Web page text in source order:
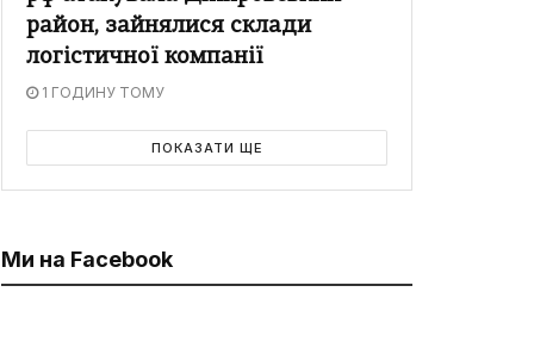
район, зайнялися склади
логістичної компанії
1 ГОДИНУ ТОМУ
ПОКАЗАТИ ЩЕ
Ми на Facebook